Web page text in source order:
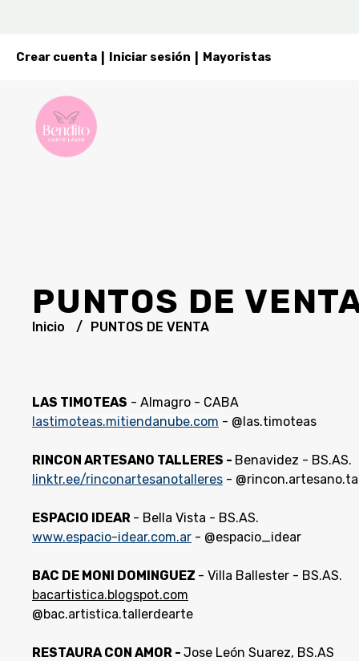
Crear cuenta Iniciar sesión Mayoristas
PUNTOS DE
Inicio PUNTOS DE VENTA
LAS TIMOTEAS - Almagro - CABA
lastimoteas.mitiendanube.com - @las.timoteas
RINCON ARTESANO TALLERES - Benavidez - BS.AS.
linktr.ee/rinconartesanotalleres -
ESPACIO IDEAR - Bella Vista - BS.AS.
www.espacio-idear.com.ar - @espacio_idear
BAC DE MONI DOMINGUEZ - Villa Ballester - BS.AS.
bacartistica.blogspot.com
@bac.artistica.tallerdearte
RESTAURA CON AMOR - Jose León Suarez, BS.AS